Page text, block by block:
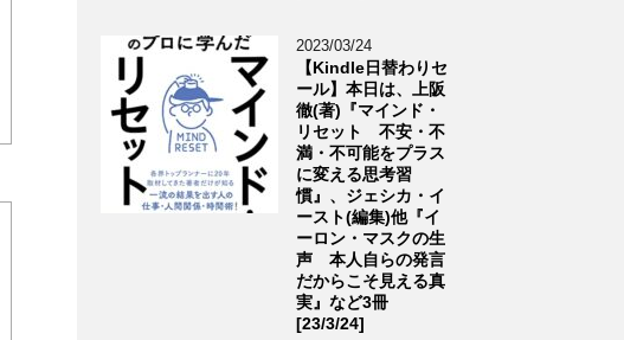
2023/03/24
【Kindle日替わりセ
ール】本日は、上阪
徹(著)『マインド・
リセット 不安・不
満・不可能をプラス
に変える思考習
慣』、ジェシカ・イ
ースト(編集)他『イ
ーロン・マスクの生
声 本人自らの発言
だからこそ見える真
実』など3冊
[23/3/24]